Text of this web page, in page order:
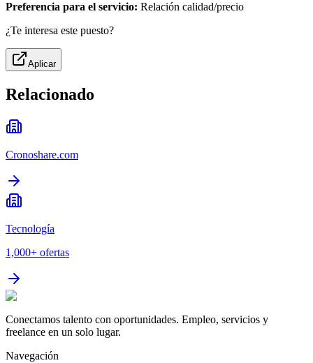
Preferencia para el servicio: Relación calidad/precio
¿Te interesa este puesto?
Aplicar
Relacionado
Cronoshare.com
Tecnología
1,000+ ofertas
Conectamos talento con oportunidades. Empleo, servicios y
freelance en un solo lugar.
Navegación